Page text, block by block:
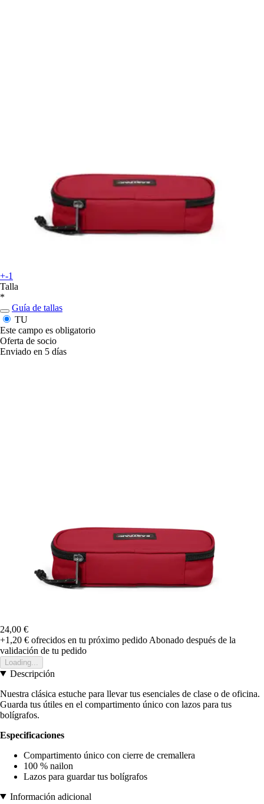
+-1
Talla
*
Guía de tallas
TU
Este campo es obligatorio
Oferta de socio
Enviado en 5 días
24,00 €
+1,20 € ofrecidos en tu próximo pedido Abonado después de la
validación de tu pedido
Loading...
Descripción
Nuestra clásica estuche para llevar tus esenciales de clase o de oficina.
Guarda tus útiles en el compartimento único con lazos para tus
bolígrafos.
Especificaciones
Compartimento único con cierre de cremallera
100 % nailon
Lazos para guardar tus bolígrafos
Información adicional